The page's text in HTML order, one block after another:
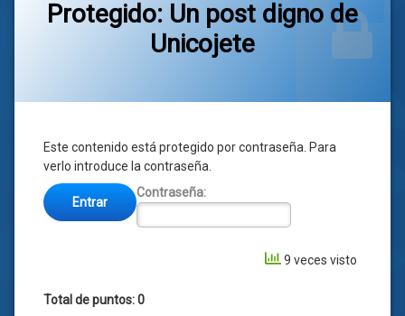
Protegido: Un post digno de
Unicojete
Este contenido está protegido por contraseña. Para
verlo introduce la contraseña.
Contraseña:
9 veces visto
Total de puntos: 0